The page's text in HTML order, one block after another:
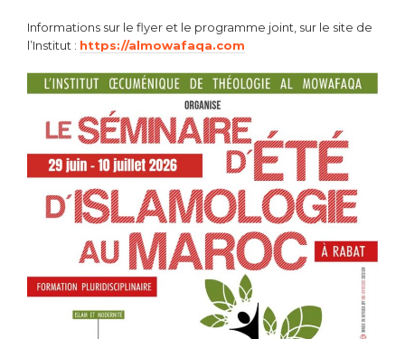
Informations sur le flyer et le programme joint, sur le site de
l’Institut : https://almowafaqa.com